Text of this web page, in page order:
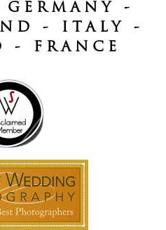
-
- ITALY -
- FRANCE